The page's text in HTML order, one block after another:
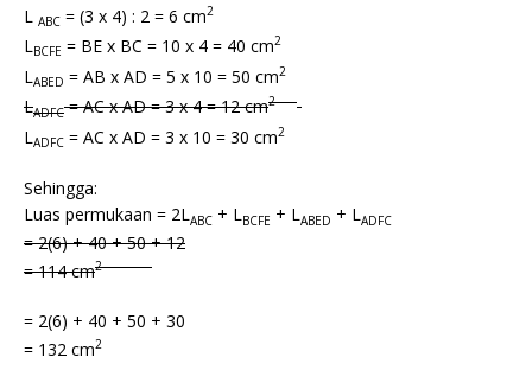
L ABC = (3 x 4) : 2 = 6 cm2
LBCFE = BE x BC = 10 x 4 = 40 cm2
LABED = AB x AD = 5 x 10 = 50 cm2
LADFC= AC x AD = 3 x 4 = 12 cm2
LADFC = AC x AD = 3 x 10 = 30 cm2
Sehingga:
Luas permukaan = 2LABC + LBCFE + LABED + LADFC
= 2(6) + 40 + 50 + 12
= 114 cm2
= 2(6) + 40 + 50 + 30
= 132 cm2